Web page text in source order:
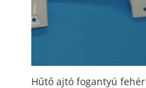
Hűtő ajtó fogantyú fehér